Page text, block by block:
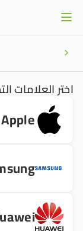
اختر العلامات
Apple